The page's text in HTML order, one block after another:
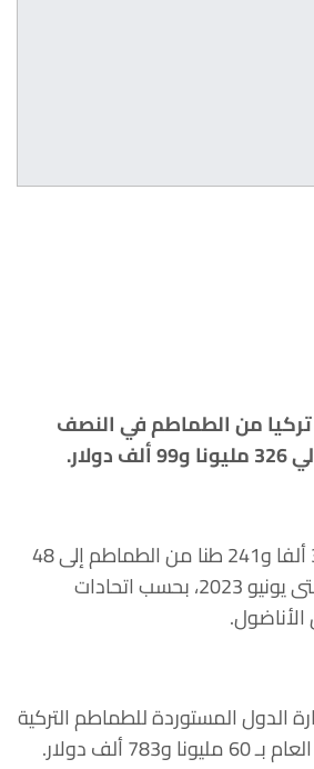
من الطماطم في النصف
وصدرت تركيا نحو 325 ألفا و241 طنا من الطماطم إلى 48
دولة في فترة يناير وحتى يونيو 2023، بحسب اتحادات
الدول المستوردة للطماطم التركية
ألف دولار.